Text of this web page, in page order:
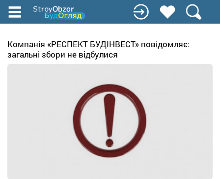
Перейти
до
вмісту
Компанія «РЕСПЕКТ БУДІНВЕСТ» повідомляє:
загальні збори не відбулися